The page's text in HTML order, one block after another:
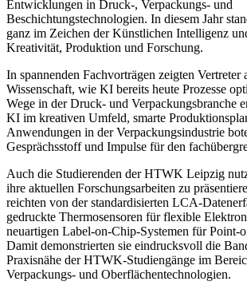
Entwicklungen in Druck-, Verpackungs- und
Beschichtungstechnologien. In diesem Jahr
ganz im Zeichen der Künstlichen Intelligenz
Kreativität, Produktion und Forschung.
In spannenden Fachvorträgen zeigten Vertreter
Wissenschaft, wie KI bereits heute Prozesse
Wege in der Druck- und Verpackungsbranche
KI im kreativen Umfeld, smarte
Anwendungen in der Verpackungsindustrie
Gesprächsstoff und Impulse für den
Auch die Studierenden der HTWK Leipzig
ihre aktuellen Forschungsarbeiten zu
reichten von der standardisierten LCA-
gedruckte Thermosensoren für flexible
neuartigen Label-on-Chip-Systemen für Point-
Damit demonstrierten sie eindrucksvoll die
Praxisnähe der HTWK-Studiengänge im
Verpackungs- und Oberflächentechnologien.